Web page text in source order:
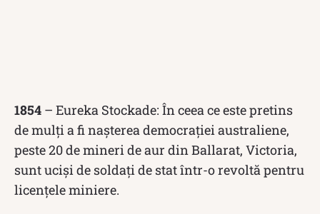
1854 – Eureka Stockade: În ceea ce este pretins
de mulți a fi nașterea democrației australiene,
peste 20 de mineri de aur din Ballarat, Victoria,
sunt uciși de soldați de stat într-o revoltă pentru
licențele miniere.